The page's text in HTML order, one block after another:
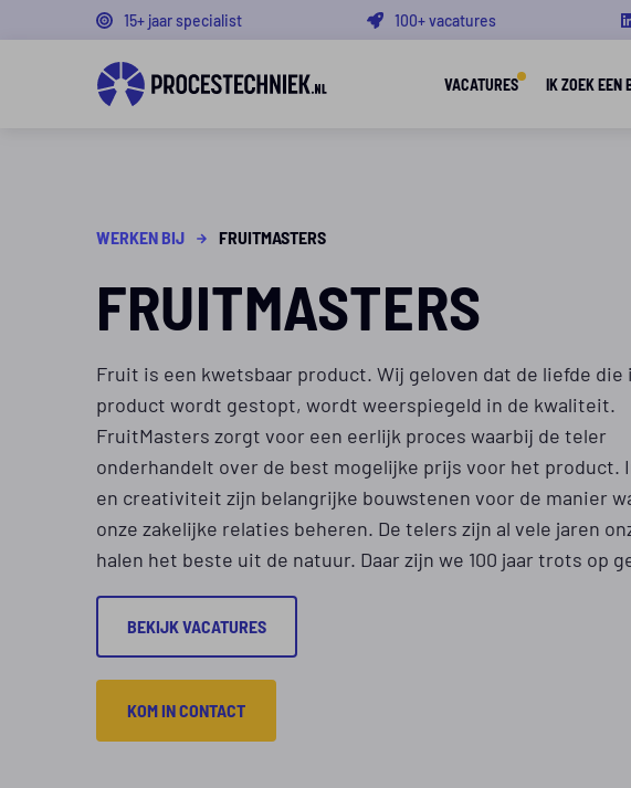
15+ jaar specialist 100+ vacatures
VACATURES IK ZOEK EEN
WERKEN BIJ FRUITMASTERS
FRUITMASTERS
Fruit is een kwetsbaar product. Wij geloven dat de liefde die
product wordt gestopt, wordt weerspiegeld in de kwaliteit.
FruitMasters zorgt voor een eerlijk proces waarbij de teler
onderhandelt over de best mogelijke prijs voor het product.
en creativiteit zijn belangrijke bouwstenen voor de manier
onze zakelijke relaties beheren. De telers zijn al vele jaren
halen het beste uit de natuur. Daar zijn we 100 jaar trots op
BEKIJK VACATURES
KOM IN CONTACT